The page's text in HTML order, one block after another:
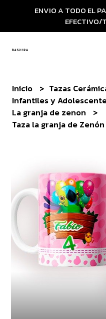
ENVIO A TODO EL
EFECTIVO/
Inicio
Tazas
Infantiles y
La granja de zenon
Taza la granja de